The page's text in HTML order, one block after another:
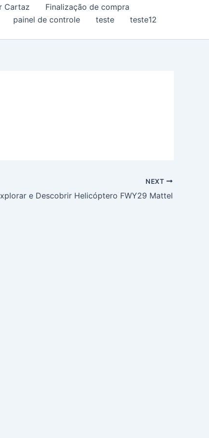
Cartaz
Finalização de compra
painel de controle teste
teste12
NEXT
e Descobrir Helicóptero FWY29 Mattel